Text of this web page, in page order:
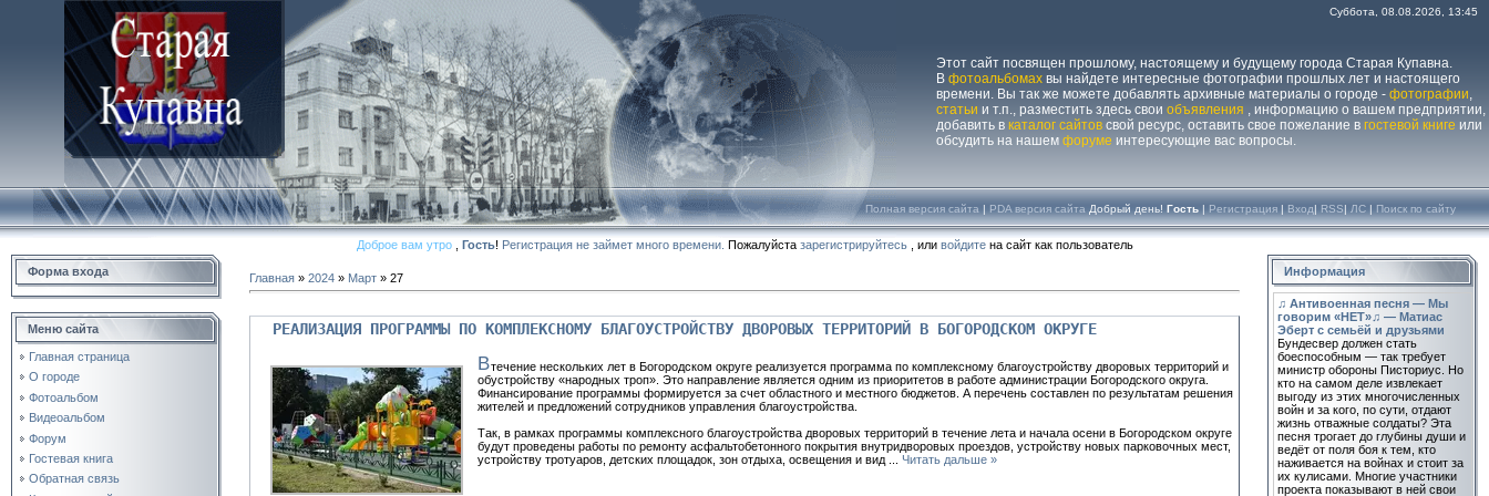
Этот сайт посвящен прошлому, настоящему и будущему города Старая Купавна.
В фотоальбомах вы найдете интересные фотографии прошлых лет и настоящего
времени. Вы так же можете добавлять архивные материалы о городе - фотографии,
статьи и т.п., разместить здесь свои объявления , информацию о вашем предприятии,
добавить в каталог сайтов свой ресурс, оставить свое пожелание в гостевой книге или
обсудить на нашем форуме интересующие вас вопросы.
Суббота, 08.08.2026, 13:45
Полная версия сайта | PDA версия сайта Добрый день! Гость | Регистрация | Вход| RSS| ЛС | Поиск по сайту
Доброе вам утро, Гость! Регистрация не займет много времени. Пожалуйста зарегистрируйтесь, или войдитена сайт как пользователь
Форма входа
Меню сайта
Главная страница
О городе
Фотоальбом
Видеоальбом
Форум
Гостевая книга
Обратная связь
Главная » 2024 » Март » 27
РЕАЛИЗАЦИЯ ПРОГРАММЫ ПО КОМПЛЕКСНОМУ БЛАГОУСТРОЙСТВУ ДВОРОВЫХ ТЕРРИТОРИЙ В БОГОРОДСКОМ ОКРУГЕ
Втечение нескольких лет в Богородском округе реализуется программа по комплексному благоустройству дворовых территорий и
обустройству «народных троп». Это направление является одним из приоритетов в работе администрации Богородского округа.
Финансирование программы формируется за счет областного и местного бюджетов. А перечень составлен по результатам решения
жителей и предложений сотрудников управления благоустройства.
Так, в рамках программы комплексного благоустройства дворовых территорий в течение лета и начала осени в Богородском округе
будут проведены работы по ремонту асфальтобетонного покрытия внутридворовых проездов, устройству новых парковочных мест,
устройству тротуаров, детских площадок, зон отдыха, освещения и вид
Читать дальше »
Информация
♫ Антивоенная песня — Мы
говорим «НЕТ»♫ — Матиас
Эберт с семьёй и друзьями
Бундесвер должен стать
боеспособным — так требует
министр обороны Писториус. Но
кто на самом деле извлекает
выгоду из этих многочисленных
войн и за кого, по сути, отдают
жизнь отважные солдаты? Эта
песня трогает до глубины души и
ведёт от поля боя к тем, кто
наживается на войнах и стоит за
их кулисами. Многие участники
проекта показывают в ней свои